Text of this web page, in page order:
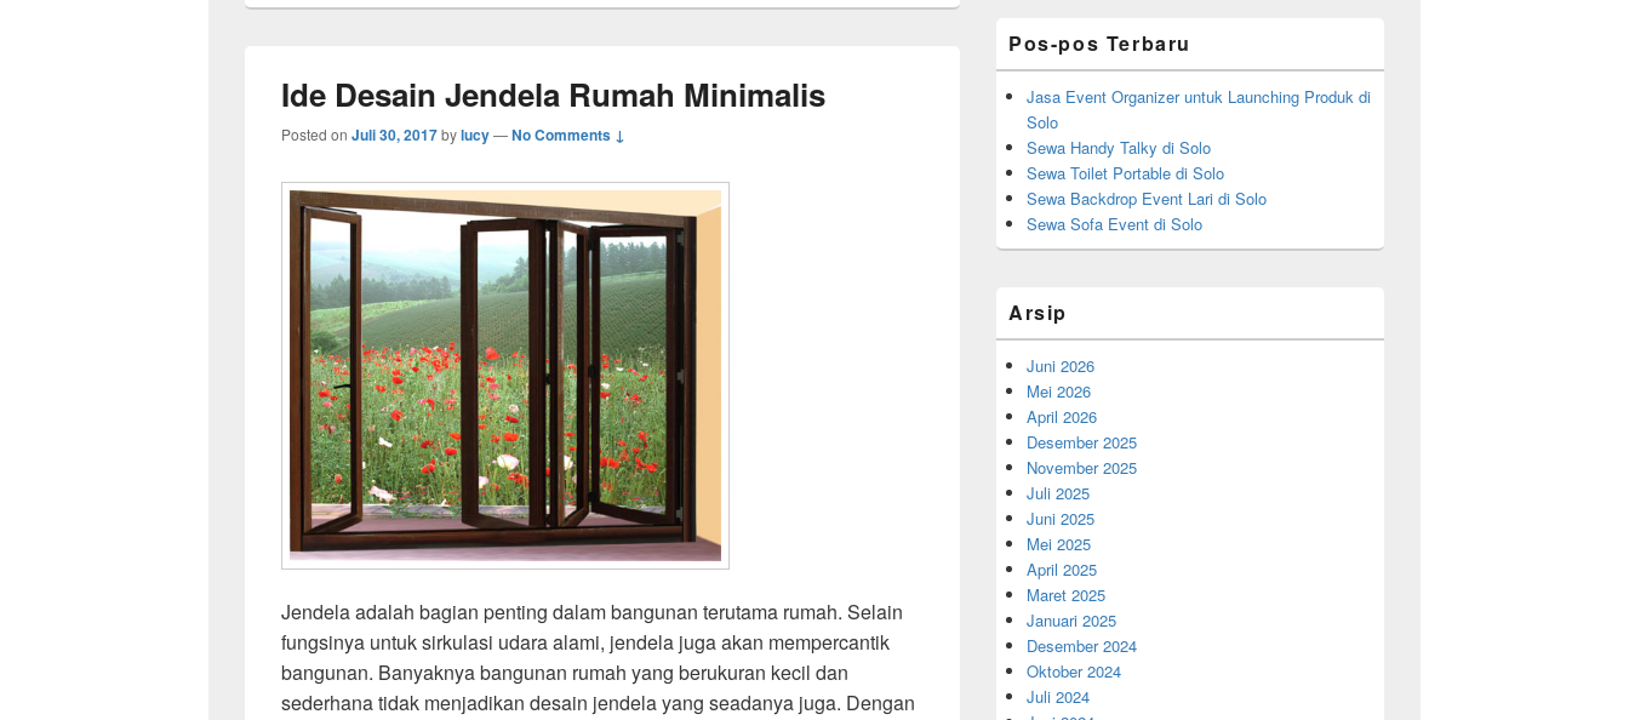
Ide Desain Jendela Rumah Minimalis
Posted on Juli 30, 2017bylucy—No Comments ↓
Jendela adalah bagian penting dalam bangunan terutama rumah. Selain
fungsinya untuk sirkulasi udara alami, jendela juga akan mempercantik
bangunan. Banyaknya bangunan rumah yang berukuran kecil dan
sederhana tidak menjadikan desain jendela yang seadanya juga. Dengan
Pos-pos Terbaru
Jasa Event Organizer untuk Launching Produk di
Solo
Sewa Handy Talky di Solo
Sewa Toilet Portable di Solo
Sewa Backdrop Event Lari di Solo
Sewa Sofa Event di Solo
Arsip
Juni 2026
Mei 2026
April 2026
Desember 2025
November 2025
Juli 2025
Juni 2025
Mei 2025
April 2025
Maret 2025
Januari 2025
Desember 2024
Oktober 2024
Juli 2024